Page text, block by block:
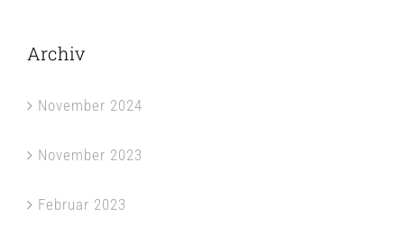
Archiv
November 2024
November 2023
Februar 2023